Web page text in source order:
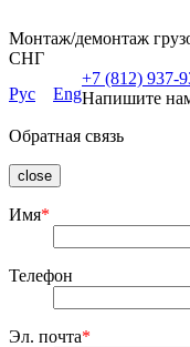
Монтаж/демонтаж
СНГ
Рус
Eng
+7 (812) 937-
Напишите
Обратная связь
close
Имя*
Телефон
Эл. почта*